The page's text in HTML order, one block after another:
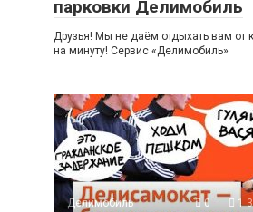
парковки Делимобиль
Друзья! Мы не даём отдыхать вам от
на минуту! Сервис «Делимобиль»
Делимобиль 0 1